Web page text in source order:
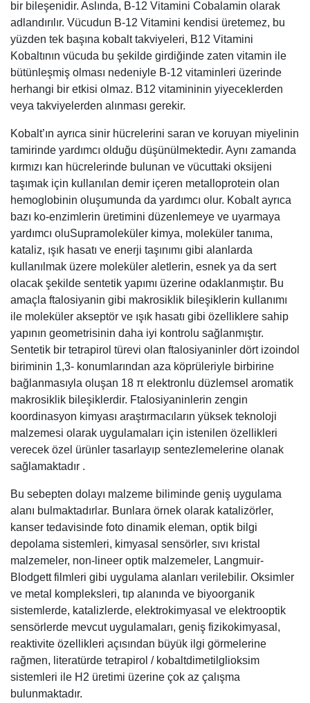
bir bileşenidir. Aslında, B-12 Vitamini Cobalamin olarak
adlandırılır. Vücudun B-12 Vitamini kendisi üretemez, bu
yüzden tek başına kobalt takviyeleri, B12 Vitamini
Kobaltının vücuda bu şekilde girdiğinde zaten vitamin ile
bütünleşmiş olması nedeniyle B-12 vitaminleri üzerinde
herhangi bir etkisi olmaz. B12 vitamininin yiyeceklerden
veya takviyelerden alınması gerekir.
Kobalt’ın ayrıca sinir hücrelerini saran ve koruyan miyelinin
tamirinde yardımcı olduğu düşünülmektedir. Aynı zamanda
kırmızı kan hücrelerinde bulunan ve vücuttaki oksijeni
taşımak için kullanılan demir içeren metalloprotein olan
hemoglobinin oluşumunda da yardımcı olur. Kobalt ayrıca
bazı ko-enzimlerin üretimini düzenlemeye ve uyarmaya
yardımcı oluSupramoleküler kimya, moleküler tanıma,
kataliz, ışık hasatı ve enerji taşınımı gibi alanlarda
kullanılmak üzere moleküler aletlerin, esnek ya da sert
olacak şekilde sentetik yapımı üzerine odaklanmıştır. Bu
amaçla ftalosiyanin gibi makrosiklik bileşiklerin kullanımı
ile moleküler akseptör ve ışık hasatı gibi özelliklere sahip
yapının geometrisinin daha iyi kontrolu sağlanmıştır.
Sentetik bir tetrapirol türevi olan ftalosiyaninler dört izoindol
biriminin 1,3- konumlarından aza köprüleriyle birbirine
bağlanmasıyla oluşan 18 π elektronlu düzlemsel aromatik
makrosiklik bileşiklerdir. Ftalosiyaninlerin zengin
koordinasyon kimyası araştırmacıların yüksek teknoloji
malzemesi olarak uygulamaları için istenilen özellikleri
verecek özel ürünler tasarlayıp sentezlemelerine olanak
sağlamaktadır .
Bu sebepten dolayı malzeme biliminde geniş uygulama
alanı bulmaktadırlar. Bunlara örnek olarak katalizörler,
kanser tedavisinde foto dinamik eleman, optik bilgi
depolama sistemleri, kimyasal sensörler, sıvı kristal
malzemeler, non-lineer optik malzemeler, Langmuir-
Blodgett filmleri gibi uygulama alanları verilebilir. Oksimler
ve metal kompleksleri, tıp alanında ve biyoorganik
sistemlerde, katalizlerde, elektrokimyasal ve elektrooptik
sensörlerde mevcut uygulamaları, geniş fizikokimyasal,
reaktivite özellikleri açısından büyük ilgi görmelerine
rağmen, literatürde tetrapirol / kobaltdimetilglioksim
sistemleri ile H2 üretimi üzerine çok az çalışma
bulunmaktadır.